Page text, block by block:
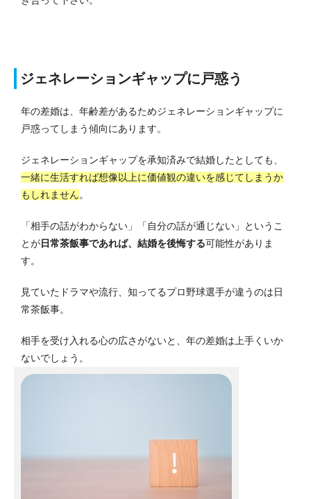
ジェネレーションギャップに戸惑う
年の差婚は、年齢差があるためジェネレーションギャップに
戸惑ってしまう傾向にあります。
ジェネレーションギャップを承知済みで結婚したとしても、
一緒に生活すれば想像以上に価値観の違いを感じてしまうか
もしれません。
「相手の話がわからない」「自分の話が通じない」というこ
とが日常茶飯事であれば、結婚を後悔する可能性がありま
す。
見ていたドラマや流行、知ってるプロ野球選手が違うのは日
常茶飯事。
相手を受け入れる心の広さがないと、年の差婚は上手くいか
ないでしょう。